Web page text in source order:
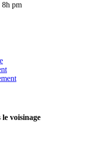
8h pm
voisinage